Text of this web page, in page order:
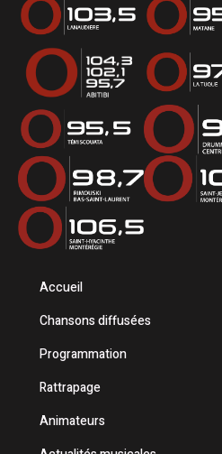
Accueil
Chansons diffusées
Programmation
Rattrapage
Animateurs